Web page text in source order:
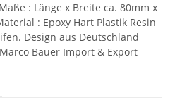
: Länge x Breite ca. 80mm x
: Epoxy Hart Plastik Resin
Design aus Deutschland
Bauer Import & Export